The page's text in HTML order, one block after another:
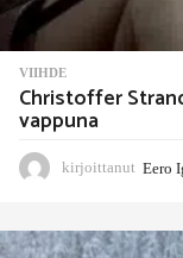
VIIHDE
Christoffer
vappuna
kirjoittanut Eero